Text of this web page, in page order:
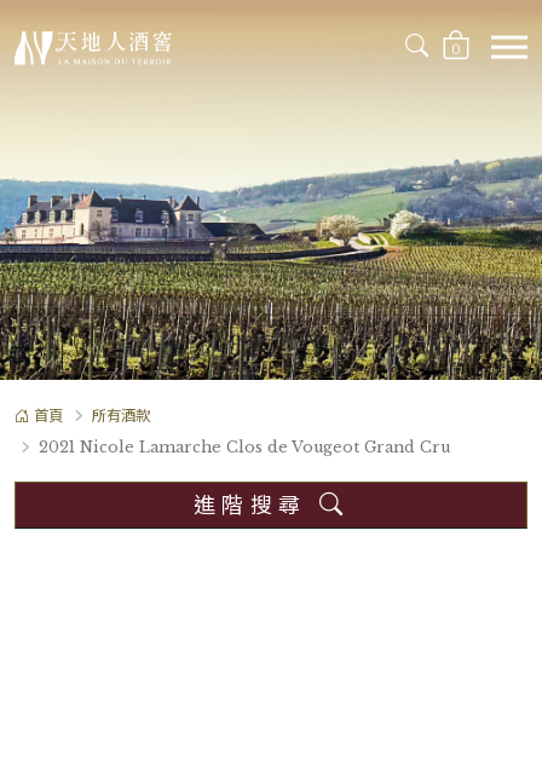
0
首頁
所有酒款
2021 Nicole Lamarche Clos de Vougeot Grand Cru
進階搜尋